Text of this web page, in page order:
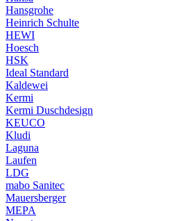
Hansgrohe
Heinrich Schulte
HEWI
Hoesch
HSK
Ideal Standard
Kaldewei
Kermi
Kermi Duschdesign
KEUCO
Kludi
Laguna
Laufen
LDG
mabo Sanitec
Mauersberger
MEPA